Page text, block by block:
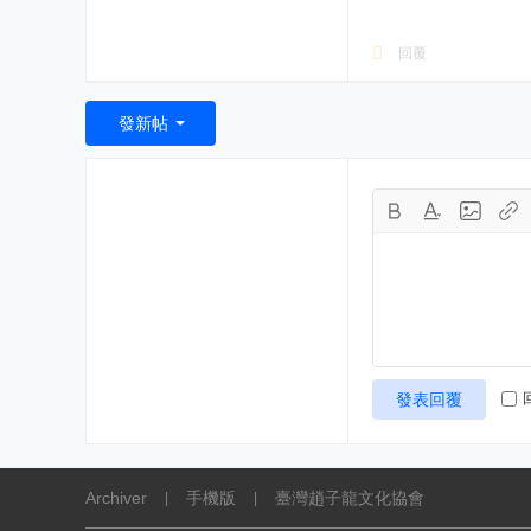
回覆
發新帖
發表回覆
Archiver 手機版 臺灣趙子龍文化協會